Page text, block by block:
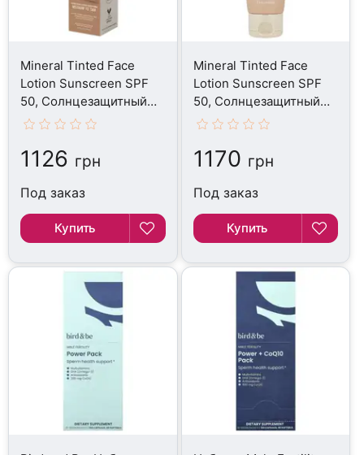
Mineral Tinted Face
Lotion Sunscreen SPF
50, Солнцезащитный
крем, 74 мл
1126 грн
Под заказ
Купить
Mineral Tinted Face
Lotion Sunscreen SPF
50, Солнцезащитный
крем, 74 мл
1170 грн
Под заказ
Купить